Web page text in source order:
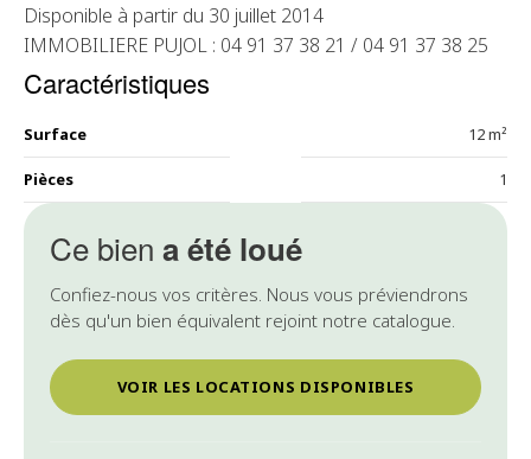
Ce bien a été loué
Confiez-nous vos critères. Nous vous préviendrons
dès qu'un bien équivalent rejoint notre catalogue.
VOIR LES LOCATIONS DISPONIBLES
Disponible à partir du 30 juillet 2014
IMMOBILIERE PUJOL : 04 91 37 38 21 / 04 91 37 38 25
Caractéristiques
Surface 12 m²
Pièces 1